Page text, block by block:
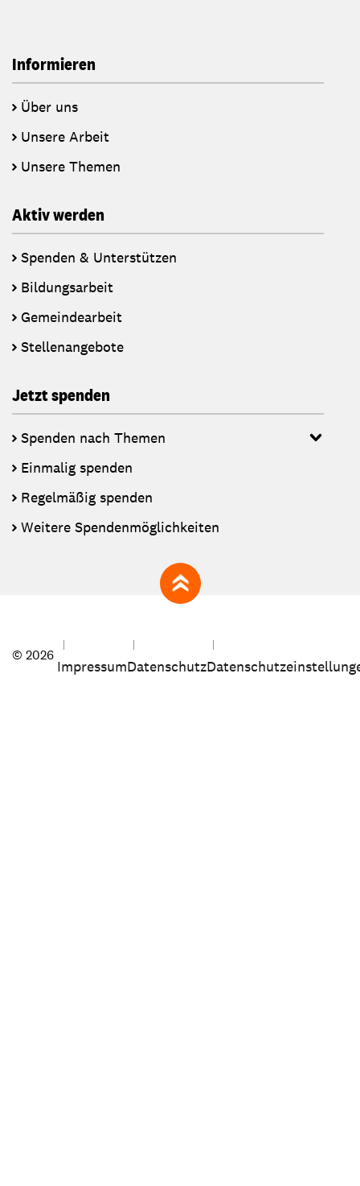
Informieren
Über uns
Unsere Arbeit
Unsere Themen
Aktiv werden
Spenden & Unterstützen
Bildungsarbeit
Gemeindearbeit
Stellenangebote
Jetzt spenden
Spenden nach Themen
Einmalig spenden
Regelmäßig spenden
Weitere Spendenmöglichkeiten
zum Seitenanfang
© 2026
ImpressumDatenschutz